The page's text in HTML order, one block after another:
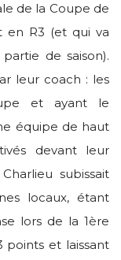
de la Coupe de
en R3 (et qui va
de saison).
leur coach : les
et ayant le
équipe de haut
devant leur
subissait
locaux, étant
lors de la 1ère
points et laissant